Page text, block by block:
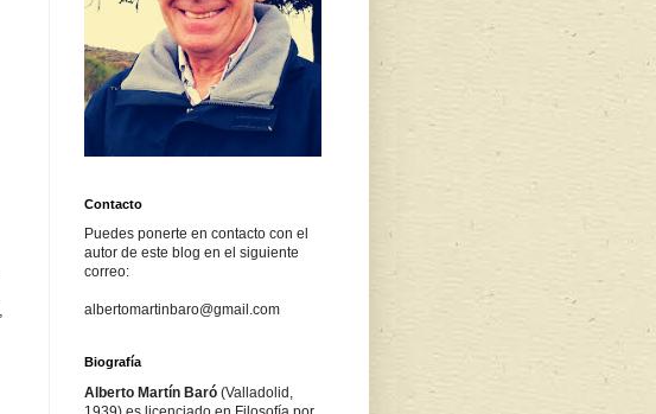
Contacto
Puedes ponerte en contacto con el
autor de este blog en el siguiente
correo:
albertomartinbaro@gmail.com
Biografía
Alberto Martín Baró (Valladolid,